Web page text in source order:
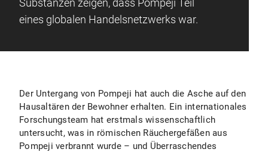
Substanzen zeigen, dass Pompeji Teil
eines globalen Handelsnetzwerks war.
Der Untergang von Pompeji hat auch die Asche auf den
Hausaltären der Bewohner erhalten. Ein internationales
Forschungsteam hat erstmals wissenschaftlich
untersucht, was in römischen Räuchergefäßen aus
Pompeji verbrannt wurde – und Überraschendes